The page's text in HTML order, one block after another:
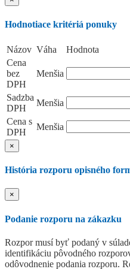
Hodnotiace kritériá ponuky
Názov Váha Hodnota
Cena
bez
DPH
Menšia
Sadzba
DPH
Menšia
Cena s
DPH
Menšia
×
História rozporu opisného
×
Podanie rozporu na zákazku
Rozpor musí byť podaný v
identifikáciu pôvodného
odôvodnenie podania rozporu.